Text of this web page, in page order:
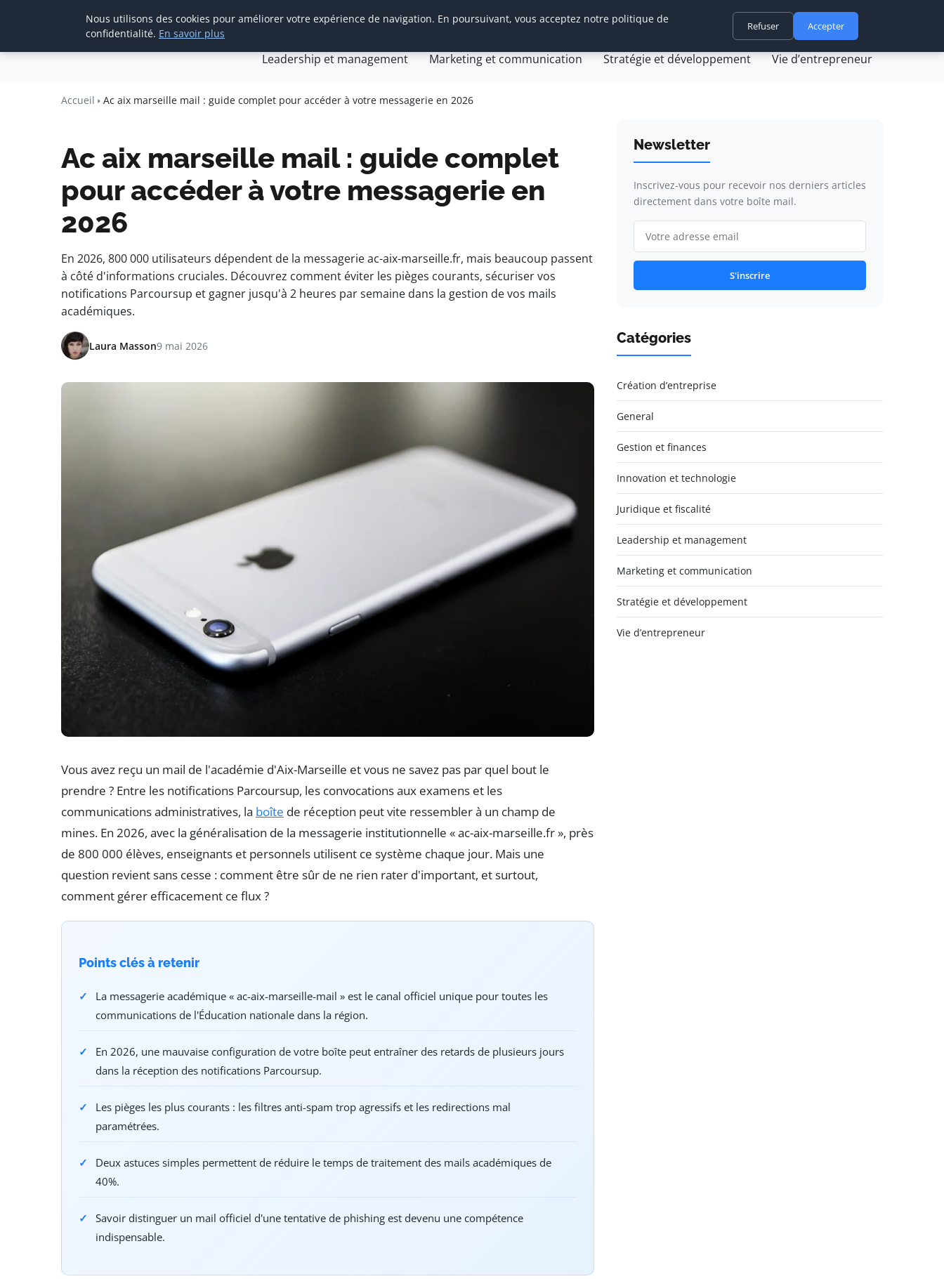
Agence Media Com Web
Accueil Création d’entreprise General Gestion et finances Innovation et technologie Juridique et fiscalité
Leadership et management Marketing et communication Stratégie et développement Vie d’entrepreneur
Accueil Ac aix marseille mail : guide complet pour accéder à votre messagerie en 2026
Ac aix marseille mail : guide complet
pour accéder à votre messagerie en
2026
En 2026, 800 000 utilisateurs dépendent de la messagerie ac-aix-marseille.fr, mais beaucoup passent
à côté d'informations cruciales. Découvrez comment éviter les pièges courants, sécuriser vos
notifications Parcoursup et gagner jusqu'à 2 heures par semaine dans la gestion de vos mails
académiques.
Laura Masson9 mai 2026
Vous avez reçu un mail de l'académie d'Aix-Marseille et vous ne savez pas par quel bout le
prendre ? Entre les notifications Parcoursup, les convocations aux examens et les
communications administratives, la boîte de réception peut vite ressembler à un champ de
mines. En 2026, avec la généralisation de la messagerie institutionnelle « ac-aix-marseille.fr », près
de 800 000 élèves, enseignants et personnels utilisent ce système chaque jour. Mais une
question revient sans cesse : comment être sûr de ne rien rater d'important, et surtout,
comment gérer efficacement ce flux ?
Points clés à retenir
La messagerie académique « ac-aix-marseille-mail » est le canal officiel unique pour toutes les
communications de l'Éducation nationale dans la région.
En 2026, une mauvaise configuration de votre boîte peut entraîner des retards de plusieurs jours
dans la réception des notifications Parcoursup.
Les pièges les plus courants : les filtres anti-spam trop agressifs et les redirections mal
paramétrées.
Deux astuces simples permettent de réduire le temps de traitement des mails académiques de
40%.
Savoir distinguer un mail officiel d'une tentative de phishing est devenu une compétence
indispensable.
Newsletter
Inscrivez-vous pour recevoir nos derniers articles
directement dans votre boîte mail.
S'inscrire
Catégories
Création d’entreprise
General
Gestion et finances
Innovation et technologie
Juridique et fiscalité
Leadership et management
Marketing et communication
Stratégie et développement
Vie d’entrepreneur
Nous utilisons des cookies pour améliorer votre expérience de navigation. En poursuivant, vous acceptez notre politique de
confidentialité. En savoir plus
Refuser Accepter